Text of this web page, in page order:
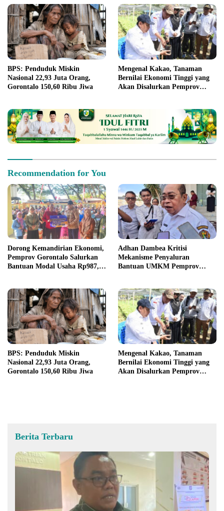
BPS: Penduduk Miskin
Nasional 22,93 Juta Orang,
Gorontalo 150,60 Ribu Jiwa
Mengenal Kakao, Tanaman
Bernilai Ekonomi Tinggi yang
Akan Disalurkan Pemprov
Recommendation for You
Dorong Kemandirian Ekonomi,
Pemprov Gorontalo Salurkan
Bantuan Modal Usaha Rp987,5
Adhan Dambea Kritisi
Mekanisme Penyaluran
Bantuan UMKM Pemprov
BPS: Penduduk Miskin
Nasional 22,93 Juta Orang,
Gorontalo 150,60 Ribu Jiwa
Mengenal Kakao, Tanaman
Bernilai Ekonomi Tinggi yang
Akan Disalurkan Pemprov
Berita Terbaru